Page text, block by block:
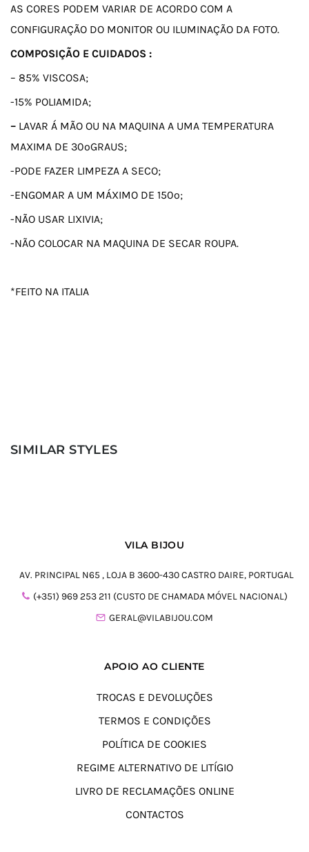
AS CORES PODEM VARIAR DE ACORDO COM A
CONFIGURAÇÃO DO MONITOR OU ILUMINAÇÃO DA FOTO.
COMPOSIÇÃO E CUIDADOS :
– 85% VISCOSA;
-15% POLIAMIDA;
– LAVAR Á MÃO OU NA MAQUINA A UMA TEMPERATURA
MAXIMA DE 30ºGRAUS;
-PODE FAZER LIMPEZA A SECO;
-ENGOMAR A UM MÁXIMO DE 150º;
-NÃO USAR LIXIVIA;
-NÃO COLOCAR NA MAQUINA DE SECAR ROUPA.
*FEITO NA ITALIA
SIMILAR STYLES
VILA BIJOU
AV. PRINCIPAL N65 , LOJA B 3600-430 CASTRO DAIRE, PORTUGAL
(+351) 969 253 211 (CUSTO DE CHAMADA MÓVEL NACIONAL)
GERAL@VILABIJOU.COM
APOIO AO CLIENTE
TROCAS E DEVOLUÇÕES
TERMOS E CONDIÇÕES
POLÍTICA DE COOKIES
REGIME ALTERNATIVO DE LITÍGIO
LIVRO DE RECLAMAÇÕES ONLINE
CONTACTOS